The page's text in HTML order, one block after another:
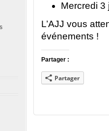
Mercredi 3
L’AJJ vous
événements !
Partager :
Partager